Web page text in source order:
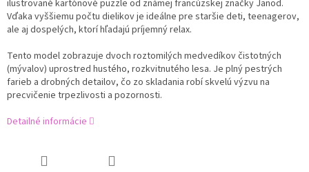
ilustrované kartónové puzzle od známej francúzskej značky Janod.
Vďaka vyššiemu počtu dielikov je ideálne pre staršie deti, teenagerov,
ale aj dospelých, ktorí hľadajú príjemný relax.
Tento model zobrazuje dvoch roztomilých medvedíkov čistotných
(mývalov) uprostred hustého, rozkvitnutého lesa. Je plný pestrých
farieb a drobných detailov, čo zo skladania robí skvelú výzvu na
precvičenie trpezlivosti a pozornosti.
Detailné informácie